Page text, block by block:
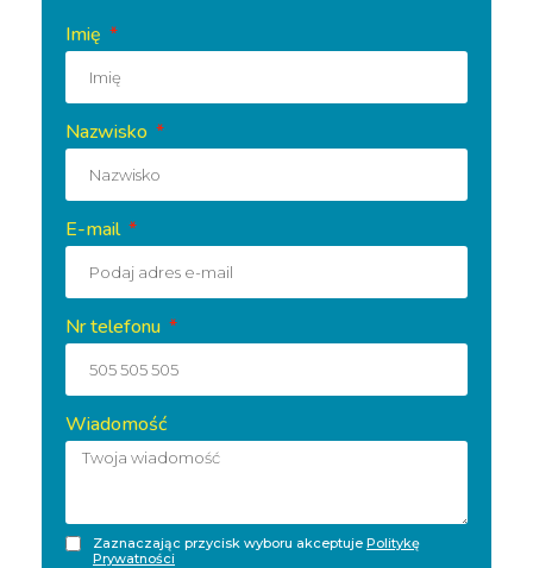
Imię
Nazwisko
E-mail
Nr telefonu
Wiadomość
Zaznaczając przycisk wyboru akceptuje Politykę
Prywatności